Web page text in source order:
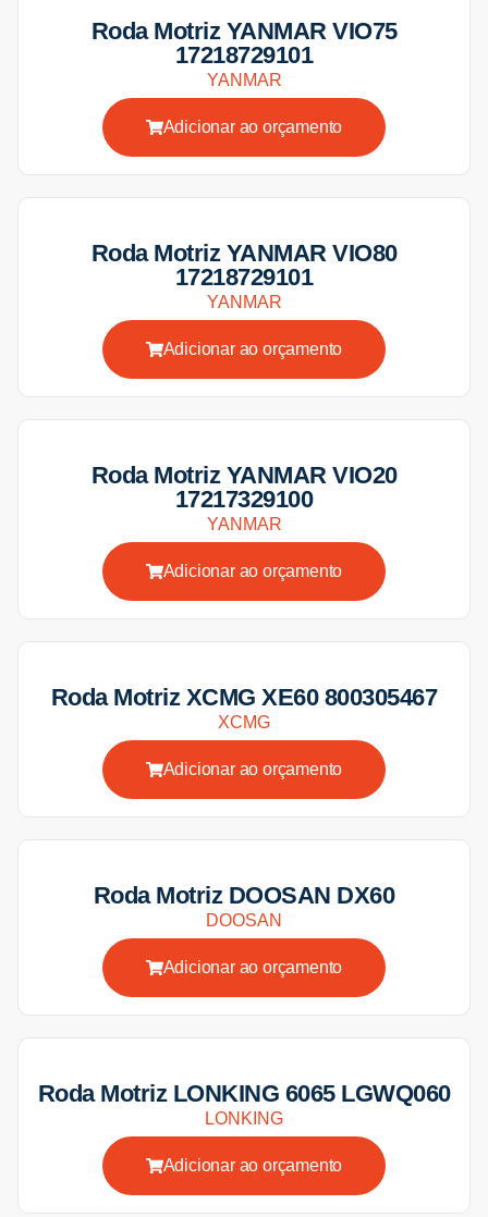
Roda Motriz YANMAR VIO75
17218729101
YANMAR
Adicionar ao orçamento
Roda Motriz YANMAR VIO80
17218729101
YANMAR
Adicionar ao orçamento
Roda Motriz YANMAR VIO20
17217329100
YANMAR
Adicionar ao orçamento
Roda Motriz XCMG XE60 800305467
XCMG
Adicionar ao orçamento
Roda Motriz DOOSAN DX60
DOOSAN
Adicionar ao orçamento
Roda Motriz LONKING 6065 LGWQ060
LONKING
Adicionar ao orçamento